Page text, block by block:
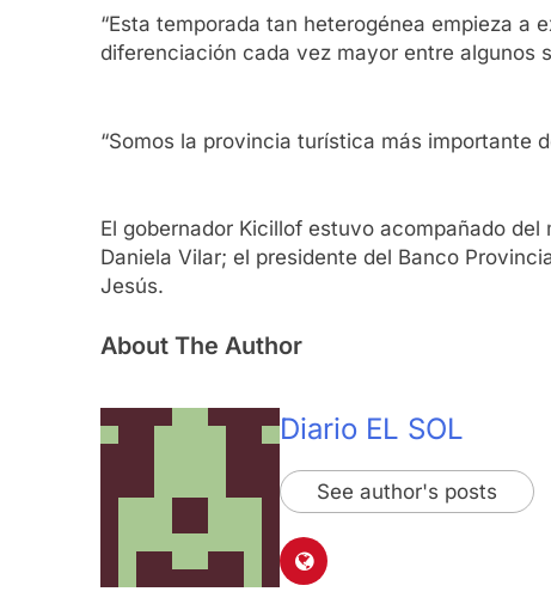
“Esta temporada tan heterogénea empieza a
diferenciación cada vez mayor entre algunos
“Somos la provincia turística más importante
El gobernador Kicillof estuvo acompañado
Daniela Vilar; el presidente del Banco
Jesús.
About The Author
Diario EL SOL
See author's posts